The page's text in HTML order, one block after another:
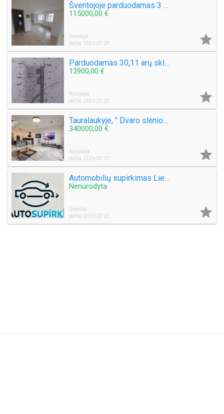
Šventojoje parduodamas 3 kambarių 50 kv.m. Butas Mokyklos g.
115000,00 €
Palanga
Įkelta: 2026 07 29

Parduodamas 30,11 arų sklypą Šlapšilės km, Žiburių g. 25. Klaipėdos raj.
13900,00 €
Klaipėda
Įkelta: 2026 07 29

Tauralaukyje, " Dvaro slėnio " Medeinos g. Parduodamas kotedžas 113 kv.m. , sklypas 2,5 a .
340000,00 €
Klaipėda
Įkelta: 2026 07 27

Automobilių supirkimas Lietuvoje
Nenurodyta
Šiauliai
Įkelta: 2026 07 22
